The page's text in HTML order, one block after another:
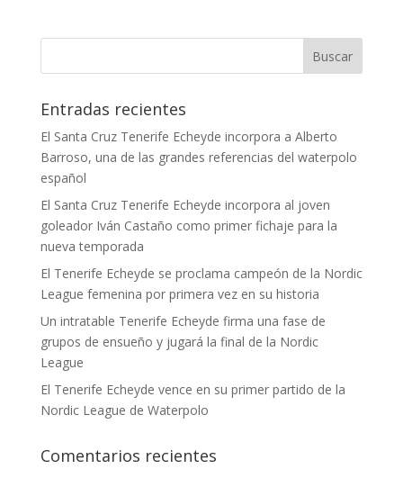
Entradas recientes
El Santa Cruz Tenerife Echeyde incorpora a Alberto
Barroso, una de las grandes referencias del waterpolo
español
El Santa Cruz Tenerife Echeyde incorpora al joven
goleador Iván Castaño como primer fichaje para la
nueva temporada
El Tenerife Echeyde se proclama campeón de la Nordic
League femenina por primera vez en su historia
Un intratable Tenerife Echeyde firma una fase de
grupos de ensueño y jugará la final de la Nordic
League
El Tenerife Echeyde vence en su primer partido de la
Nordic League de Waterpolo
Comentarios recientes